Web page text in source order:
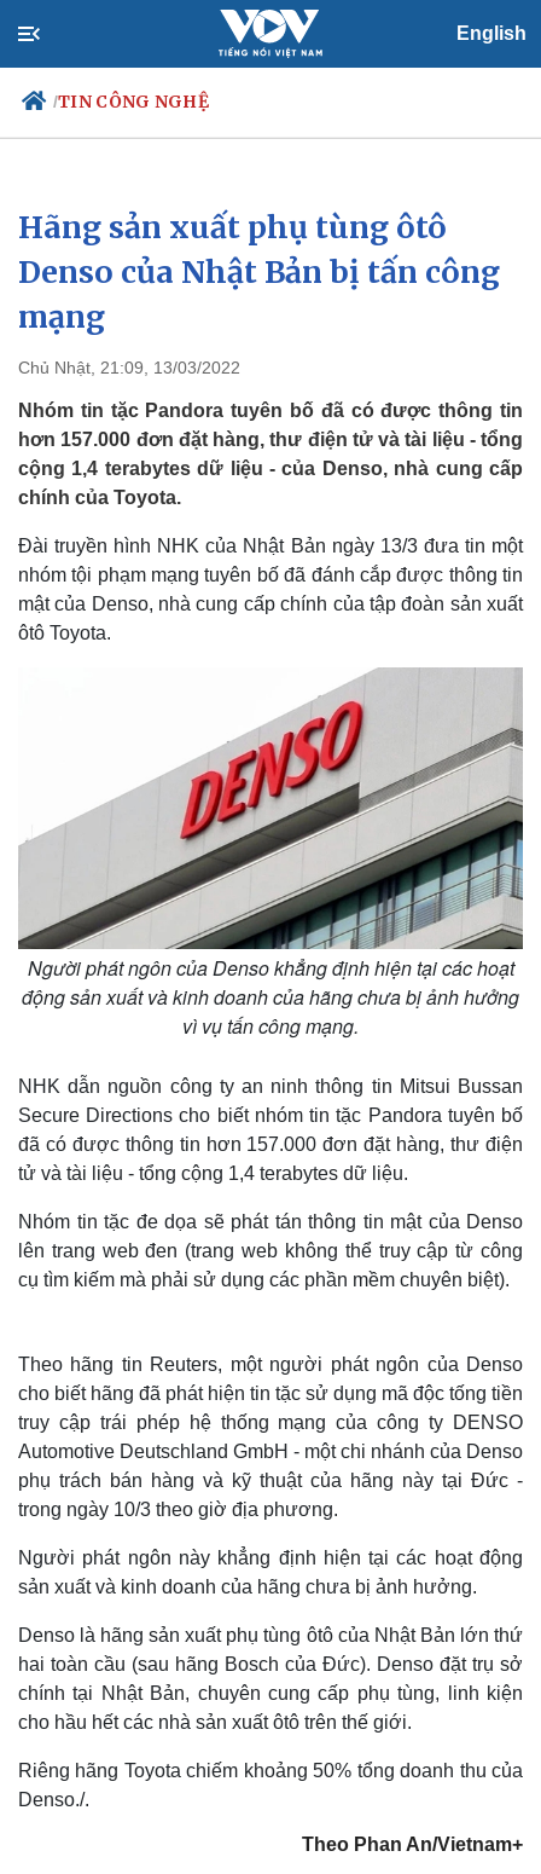
English
/TIN CÔNG NGHỆ
Chính trị
Đảng
Tổ chức nhân sự
Quốc hội
Nhận diện sự thật
Xã hội
Tin 24h
Dự báo thời tiết
Hãng sản xuất phụ tùng ôtô
Denso của Nhật Bản bị tấn công
mạng
Chủ Nhật, 21:09, 13/03/2022
Nhóm tin tặc Pandora tuyên bố đã có được thông tin
hơn 157.000 đơn đặt hàng, thư điện tử và tài liệu - tổng
cộng 1,4 terabytes dữ liệu - của Denso, nhà cung cấp
chính của Toyota.
Đài truyền hình NHK của Nhật Bản ngày 13/3 đưa tin một
nhóm tội phạm mạng tuyên bố đã đánh cắp được thông tin
mật của Denso, nhà cung cấp chính của tập đoàn sản xuất
ôtô Toyota.
Người phát ngôn của Denso khẳng định hiện tại các hoạt
động sản xuất và kinh doanh của hãng chưa bị ảnh hưởng
vì vụ tấn công mạng.
NHK dẫn nguồn công ty an ninh thông tin Mitsui Bussan
Secure Directions cho biết nhóm tin tặc Pandora tuyên bố
đã có được thông tin hơn 157.000 đơn đặt hàng, thư điện
tử và tài liệu - tổng cộng 1,4 terabytes dữ liệu.
Nhóm tin tặc đe dọa sẽ phát tán thông tin mật của Denso
lên trang web đen (trang web không thể truy cập từ công
cụ tìm kiếm mà phải sử dụng các phần mềm chuyên biệt).
Theo hãng tin Reuters, một người phát ngôn của Denso
cho biết hãng đã phát hiện tin tặc sử dụng mã độc tống tiền
truy cập trái phép hệ thống mạng của công ty DENSO
Automotive Deutschland GmbH - một chi nhánh của Denso
phụ trách bán hàng và kỹ thuật của hãng này tại Đức -
trong ngày 10/3 theo giờ địa phương.
Người phát ngôn này khẳng định hiện tại các hoạt động
sản xuất và kinh doanh của hãng chưa bị ảnh hưởng.
Denso là hãng sản xuất phụ tùng ôtô của Nhật Bản lớn thứ
hai toàn cầu (sau hãng Bosch của Đức). Denso đặt trụ sở
chính tại Nhật Bản, chuyên cung cấp phụ tùng, linh kiện
cho hầu hết các nhà sản xuất ôtô trên thế giới.
Riêng hãng Toyota chiếm khoảng 50% tổng doanh thu của
Denso./.
Theo Phan An/Vietnam+